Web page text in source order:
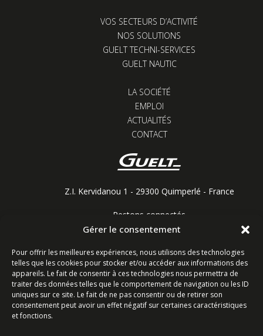
Gérer le consentement
Pour offrir les meilleures expériences, nous utilisons des technologies
telles que les cookies pour stocker et/ou accéder aux informations des
appareils. Le fait de consentir à ces technologies nous permettra de
traiter des données telles que le comportement de navigation ou les ID
uniques sur ce site. Le fait de ne pas consentir ou de retirer son
consentement peut avoir un effet négatif sur certaines caractéristiques
et fonctions.
VOS SECTEURS D’ACTIVITÉ
NOS SOLUTIONS
GUELT TECHNI-SERVICES
GUELT NAUTIC
LA SOCIÉTÉ
EMPLOI
ACTUALITÉS
CONTACT
Z.I. Kervidanou 1 - 29300 Quimperlé - France
Restons connectés
Contactez-nous
Ligne commerciale : +33 (0)2 98 96 20 20
Lundi-Vendredi 8h-12h & 13h15-17h15 | Samedi 8h-
12h